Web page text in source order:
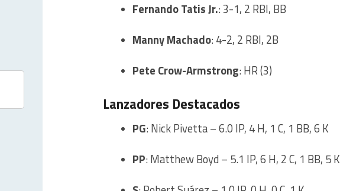
Fernando Tatis Jr.: 3-1, 2 RBI, BB
Manny Machado: 4-2, 2 RBI, 2B
Pete Crow-Armstrong: HR (3)
Lanzadores Destacados
PG: Nick Pivetta – 6.0 IP, 4 H, 1 C, 1 BB, 6 K
PP: Matthew Boyd – 5.1 IP, 6 H, 2 C, 1 BB, 5 K